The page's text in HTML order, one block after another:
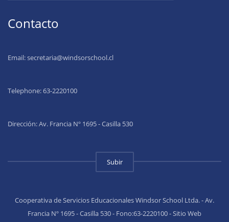
Contacto
Email:secretaria@windsorschool.cl
Telephone: 63-2220100
Dirección: Av. Francia Nº 1695 - Casilla 530
Subir
Cooperativa de Servicios Educacionales Windsor School Ltda. - Av.
Francia Nº 1695 - Casilla 530 - Fono:63-2220100 - Sitio Web